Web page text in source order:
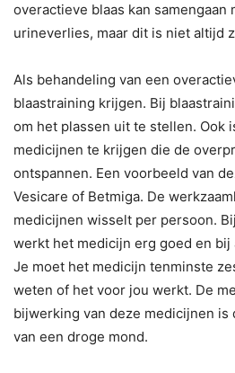
overactieve blaas kan samengaan
urineverlies, maar dit is niet altijd
Als behandeling van een
blaastraining krijgen. Bij
om het plassen uit te stellen. Ook
medicijnen te krijgen die de
ontspannen. Een voorbeeld van
Vesicare of Betmiga. De
medicijnen wisselt per persoon.
werkt het medicijn erg goed en bij
Je moet het medicijn tenminste
weten of het voor jou werkt. De
bijwerking van deze medicijnen is
van een droge mond.